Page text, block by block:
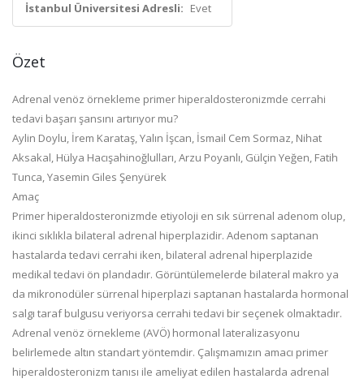
İstanbul Üniversitesi Adresli: Evet
Özet
Adrenal venöz örnekleme primer hiperaldosteronizmde cerrahi
tedavi başarı şansını artırıyor mu?
Aylin Doylu, İrem Karataş, Yalın İşcan, İsmail Cem Sormaz, Nihat
Aksakal, Hülya Hacışahinoğlulları, Arzu Poyanlı, Gülçin Yeğen, Fatih
Tunca, Yasemin Giles Şenyürek
Amaç
Primer hiperaldosteronizmde etiyoloji en sık sürrenal adenom olup,
ikinci sıklıkla bilateral adrenal hiperplazidir. Adenom saptanan
hastalarda tedavi cerrahi iken, bilateral adrenal hiperplazide
medikal tedavi ön plandadır. Görüntülemelerde bilateral makro ya
da mikronodüler sürrenal hiperplazi saptanan hastalarda hormonal
salgı taraf bulgusu veriyorsa cerrahi tedavi bir seçenek olmaktadır.
Adrenal venöz örnekleme (AVÖ) hormonal lateralizasyonu
belirlemede altın standart yöntemdir. Çalışmamızın amacı primer
hiperaldosteronizm tanısı ile ameliyat edilen hastalarda adrenal